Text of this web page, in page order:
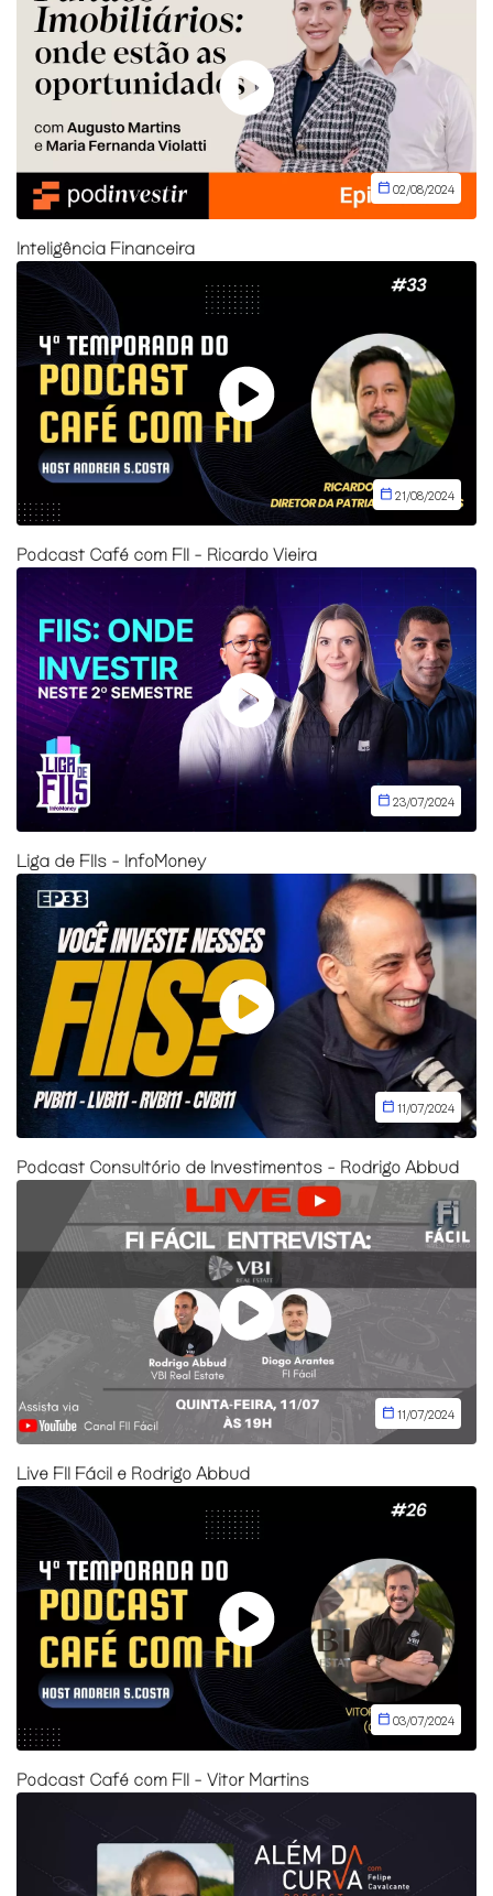
02/08/2024
Inteligência Financeira
21/08/2024
Podcast Café com FII - Ricardo Vieira
23/07/2024
Liga de FIIs - InfoMoney
11/07/2024
Podcast Consultório de Investimentos - Rodrigo Abbud
11/07/2024
Live FII Fácil e Rodrigo Abbud
03/07/2024
Podcast Café com FII - Vitor Martins